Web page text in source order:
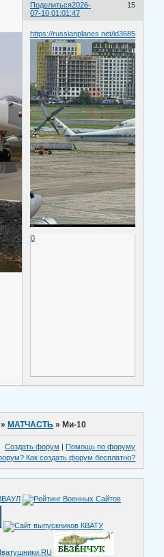
Поделиться 15
2026-
07-10 01:01:47
https://russianplanes.net/id368535
0
» МАТЧАСТЬ » Ми-10
Создать форум | Помощь по форуму